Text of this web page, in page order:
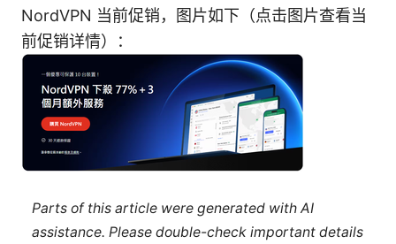
NordVPN 当前促销，图片如下（点击图片查看当
前促销详情）：
Parts of this article were generated with AI
assistance. Please double-check important details